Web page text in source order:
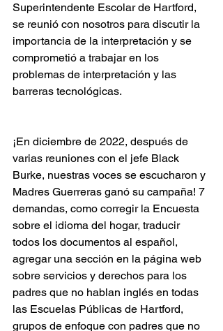
Superintendente Escolar de Hartford,
se reunió con nosotros para discutir la
importancia de la interpretación y se
comprometió a trabajar en los
problemas de interpretación y las
barreras tecnológicas.
¡En diciembre de 2022, después de
varias reuniones con el jefe Black
Burke, nuestras voces se escucharon y
Madres Guerreras ganó su campaña! 7
demandas, como corregir la Encuesta
sobre el idioma del hogar, traducir
todos los documentos al español,
agregar una sección en la página web
sobre servicios y derechos para los
padres que no hablan inglés en todas
las Escuelas Públicas de Hartford,
grupos de enfoque con padres que no